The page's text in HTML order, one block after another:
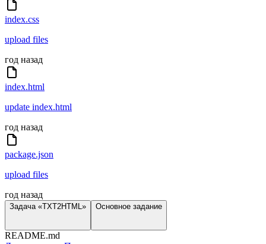
index.css
upload files
год назад
index.html
update index.html
год назад
package.json
upload files
год назад
Задача «TXT2HTML» Основное задание
README.md